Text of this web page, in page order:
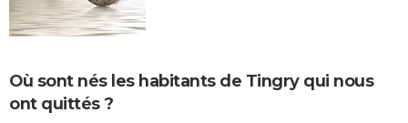
Où sont nés les habitants de Tingry qui nous
ont quittés ?